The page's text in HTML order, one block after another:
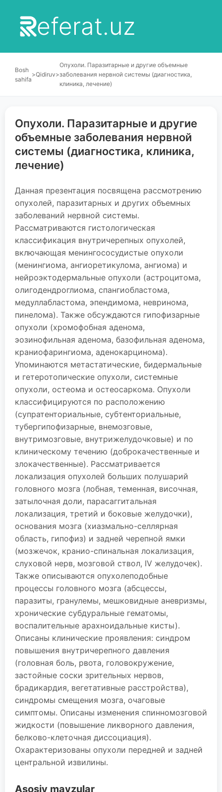
eferat.uz
Bosh
sahifa
>Qidiruv>
Опухоли. Паразитарные и другие объемные
заболевания нервной системы (диагностика,
клиника, лечение)
Опухоли. Паразитарные и другие
объемные заболевания нервной
системы (диагностика, клиника,
лечение)
Данная презентация посвящена рассмотрению
опухолей, паразитарных и других объемных
заболеваний нервной системы.
Рассматриваются гистологическая
классификация внутричерепных опухолей,
включающая менингососудистые опухоли
(менингиома, ангиоретикулома, ангиома) и
нейроэктодермальные опухоли (астроцитома,
олигодендроглиома, спангиобластома,
медуллабластома, эпендимома, невринома,
пинелома). Также обсуждаются гипофизарные
опухоли (хромофобная аденома,
эозинофильная аденома, базофильная аденома,
краниофарингиома, аденокарцинома).
Упоминаются метастатические, бидермальные
и гетеротопические опухоли, системные
опухоли, остеома и остеосаркома. Опухоли
классифицируются по расположению
(супратенториальные, субтенториальные,
тубергипофизарные, внемозговые,
внутримозговые, внутрижелудочковые) и по
клиническому течению (доброкачественные и
злокачественные). Рассматривается
локализация опухолей больших полушарий
головного мозга (лобная, теменная, височная,
затылочная доли, парасаггитальная
локализация, третий и боковые желудочки),
основания мозга (хиазмально-селлярная
область, гипофиз) и задней черепной ямки
(мозжечок, кранио-спинальная локализация,
слуховой нерв, мозговой ствол, IV желудочек).
Также описываются опухолеподобные
процессы головного мозга (абсцессы,
паразиты, гранулемы, мешковидные аневризмы,
хронические субдуральные гематомы,
воспалительные арахноидальные кисты).
Описаны клинические проявления: синдром
повышения внутричерепного давления
(головная боль, рвота, головокружение,
застойные соски зрительных нервов,
брадикардия, вегетативные расстройства),
синдромы смещения мозга, очаговые
симптомы. Описаны изменения спинномозговой
жидкости (повышение ликворного давления,
белково-клеточная диссоциация).
Охарактеризованы опухоли передней и задней
центральной извилины.
Asosiy mavzular